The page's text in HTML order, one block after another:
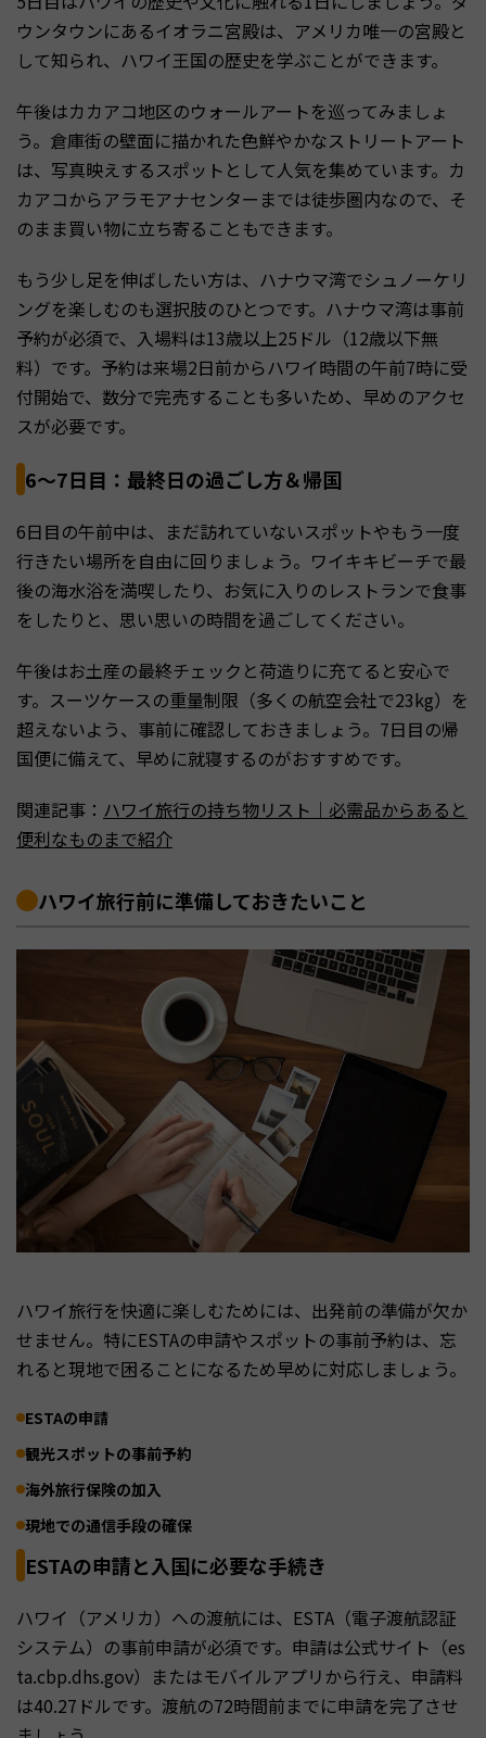
ウンタウンにあるイオラニ宮殿は、アメリカ唯一の宮殿と
して知られ、ハワイ王国の歴史を学ぶことができます。
午後はカカアコ地区のウォールアートを巡ってみましょ
う。倉庫街の壁面に描かれた色鮮やかなストリートアート
は、写真映えするスポットとして人気を集めています。カ
カアコからアラモアナセンターまでは徒歩圏内なので、そ
のまま買い物に立ち寄ることもできます。
もう少し足を伸ばしたい方は、ハナウマ湾でシュノーケリ
ングを楽しむのも選択肢のひとつです。ハナウマ湾は事前
予約が必須で、入場料は13歳以上25ドル（12歳以下無
料）です。予約は来場2日前からハワイ時間の午前7時に受
付開始で、数分で完売することも多いため、早めのアクセ
スが必要です。
6〜7日目：最終日の過ごし方＆帰国
6日目の午前中は、まだ訪れていないスポットやもう一度
行きたい場所を自由に回りましょう。ワイキキビーチで最
後の海水浴を満喫したり、お気に入りのレストランで食事
をしたりと、思い思いの時間を過ごしてください。
午後はお土産の最終チェックと荷造りに充てると安心で
す。スーツケースの重量制限（多くの航空会社で23kg）を
超えないよう、事前に確認しておきましょう。7日目の帰
国便に備えて、早めに就寝するのがおすすめです。
関連記事： ハワイ旅行の持ち物リスト｜必需品からあると
便利なものまで紹介
ハワイ旅行前に準備しておきたいこと
ハワイ旅行を快適に楽しむためには、出発前の準備が欠か
せません。特にESTAの申請やスポットの事前予約は、忘
れると現地で困ることになるため早めに対応しましょう。
ESTAの申請
観光スポットの事前予約
海外旅行保険の加入
現地での通信手段の確保
ESTAの申請と入国に必要な手続き
ハワイ（アメリカ）への渡航には、ESTA（電子渡航認証
システム）の事前申請が必須です。申請は公式サイト（es
ta.cbp.dhs.gov）またはモバイルアプリから行え、申請料
は40.27ドルです。渡航の72時間前までに申請を完了させ